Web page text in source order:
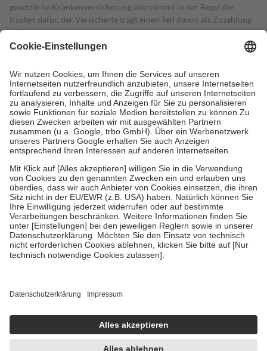
gesetzliche Krankenversicherung übernimmt in der Regel die
Kosten dafür, der Versicherte trägt einen Teil davon als Zuzahlung
mit.
Grundsätzlich leisten Mitglieder Zuzahlungen in Höhe von zehn
höchstens zehn Euro.
Es sind jedoch nie mehr als die tatsächlichen
Kosten der Leistung zu entrichten.
Diese Regeln gelten grundsätzlich auch für Online-Apotheken.
Bei Heilmitteln und häuslicher Krankenpflege beträgt die
Zuzahlung zehn Prozent der Kosten sowie zehn Euro je
Verordnung.
Um das Engagement der Versicherten für ihre eigene Gesundheit zu
stärken und die besondere Stellung der Familie zu unterstützen,
fallenkeine Zuzahlungenan bei:
• Kindern und Jugendlichen bis zum vollendeten 18. Lebensjahr
mit Ausnahme der Fahrkosten
• Untersuchungen zur Vorsorge und Früherkennung, die von der
GKV getragen werden
• empfohlenen Schutzimpfungen
• Harn- und Blutteststreifen
getroffen, um sicherzustellen, dass es sich um echte Bewertungen
https://help.etrusted.com/hc/de/articles/4419944605341
Einige Bilder und Inhalte wurden unter Zuhilfenahme künstlicher